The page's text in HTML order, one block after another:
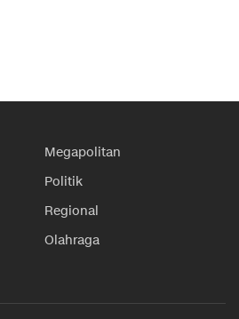
Megapolitan
Politik
Regional
Olahraga